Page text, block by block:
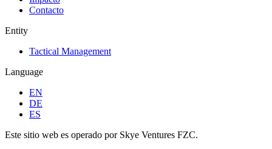
Contacto
Entity
Tactical Management
Language
EN
DE
ES
Este sitio web es operado por Skye Ventures FZC.